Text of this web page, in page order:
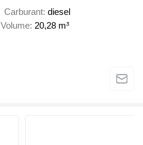
Carburant diesel
Volume 20,28 m³